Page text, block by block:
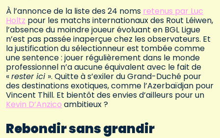
À l’annonce de la liste des 24 noms retenus par Luc
Holtz pour les matchs internationaux des Rout Léiwen,
l’absence du moindre joueur évoluant en BGL Ligue
n’est pas passée inaperçue chez les observateurs. Et
la justification du sélectionneur est tombée comme
une sentence : jouer régulièrement dans le monde
professionnel n’a aucune équivalent avec le fait de
«rester ici ». Quitte à s’exiler du Grand-Duché pour
des destinations exotiques, comme l’Azerbaïdjan pour
Vincent Thill. Et bientôt des envies d’ailleurs pour un
Kevin D’Anzico ambitieux ?
Rebondir sans grandir